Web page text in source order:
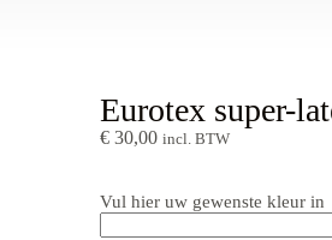
Eurotex super-
€ 30,00 incl. BTW
Vul hier uw gewenste kleur in